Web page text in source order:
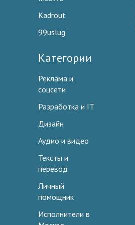
Kadrout
99uslug
Категории
Реклама и
соцсети
Разработка и IT
Дизайн
Аудио и видео
Тексты и
перевод
Личный
помощник
Исполнители в